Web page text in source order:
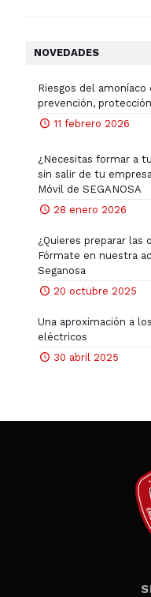
NOVEDADES
Riesgos del
prevención,
11 febrero 2026
¿Necesitas formar a
sin salir de tu
Móvil de SEGANOSA
28 enero 2026
¿Quieres preparar las
Fórmate en nuestra
Seganosa
20 octubre 2025
Una aproximación a
eléctricos
30 abril 2025